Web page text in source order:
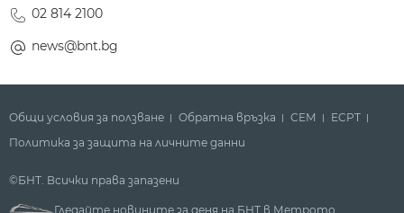
02 814 2100
news@bnt.bg
Общи условия за ползване Обратна връзка СЕМ
ECPT
Политика за защита на личните данни
©БНТ. Всички права запазени
Гледайте новините за деня на БНТ в Метрото